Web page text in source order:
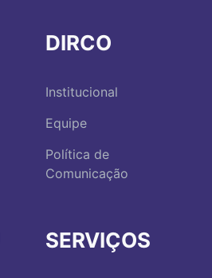
DIRCO
Institucional
Equipe
Política de
Comunicação
SERVIÇOS